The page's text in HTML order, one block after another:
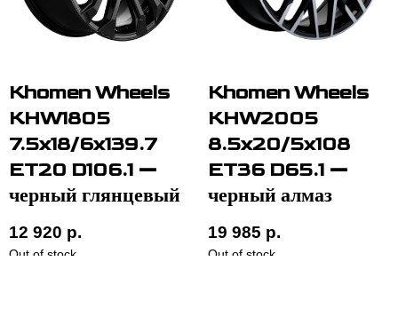
Khomen Wheels
KHW1805
7.5x18/6x139.7
ET20 D106.1 —
черный глянцевый
12 920 р.
Out of stock
Khomen Wheels
KHW2005
8.5x20/5x108
ET36 D65.1 —
черный алмаз
19 985 р.
Out of stock